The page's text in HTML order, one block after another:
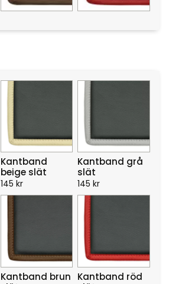
Kantband
beige slät
145 kr
Kantband grå
slät
145 kr
Kantband brun
Kantband röd